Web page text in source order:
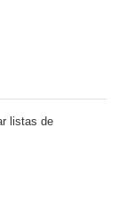
listas de